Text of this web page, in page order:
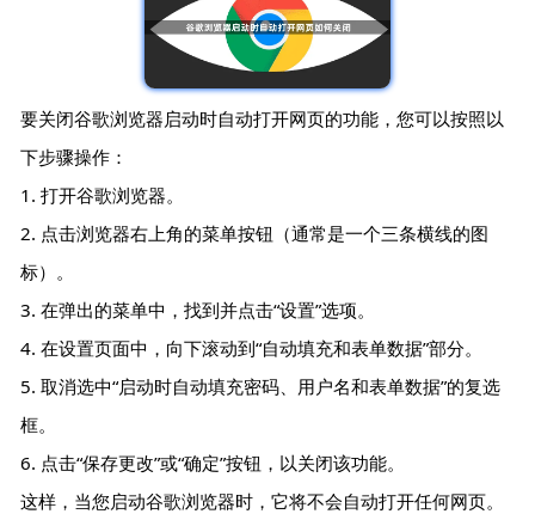
要关闭谷歌浏览器启动时自动打开网页的功能，您可以按照以
下步骤操作：
1. 打开谷歌浏览器。
2. 点击浏览器右上角的菜单按钮（通常是一个三条横线的图
标）。
3. 在弹出的菜单中，找到并点击“设置”选项。
4. 在设置页面中，向下滚动到“自动填充和表单数据”部分。
5. 取消选中“启动时自动填充密码、用户名和表单数据”的复选
框。
6. 点击“保存更改”或“确定”按钮，以关闭该功能。
这样，当您启动谷歌浏览器时，它将不会自动打开任何网页。